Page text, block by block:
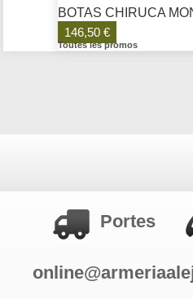
BOTAS CHIRUCA
146,50 €
Toutes les promos
Portes